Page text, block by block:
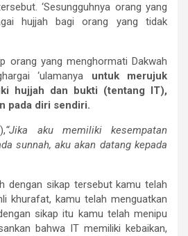
‘Sesungguhnya orang yang
hujjah bagi orang yang tidak
orang yang menghormati Dakwah
‘ulamanya untuk merujuk
hujjah dan bukti (tentang IT),
pada diri sendiri.
“Jika aku memiliki kesempatan
sunnah, aku akan datang kepada
dengan sikap tersebut kamu telah
khurafat, kamu telah menguatkan
sikap itu kamu telah menipu
bahwa IT memiliki kebaikan,